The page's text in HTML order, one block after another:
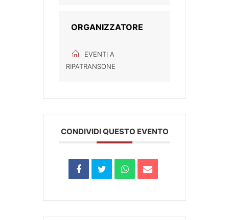
ORGANIZZATORE
EVENTI A
RIPATRANSONE
CONDIVIDI QUESTO EVENTO